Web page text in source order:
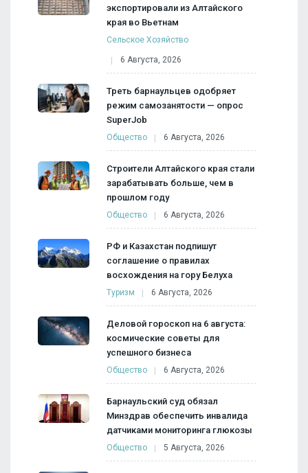
экспортировали из Алтайского
края во Вьетнам
Сельское Хозяйство
6 Августа, 2026
Треть барнаульцев одобряет
режим самозанятости — опрос
SuperJob
Общество 6 Августа, 2026
Строители Алтайского края стали
зарабатывать больше, чем в
прошлом году
Общество 6 Августа, 2026
РФ и Казахстан подпишут
соглашение о правилах
восхождения на гору Белуха
Туризм 6 Августа, 2026
Деловой гороскоп на 6 августа:
космические советы для
успешного бизнеса
Общество 6 Августа, 2026
Барнаульский суд обязал
Минздрав обеспечить инвалида
датчиками мониторинга глюкозы
Общество 5 Августа, 2026